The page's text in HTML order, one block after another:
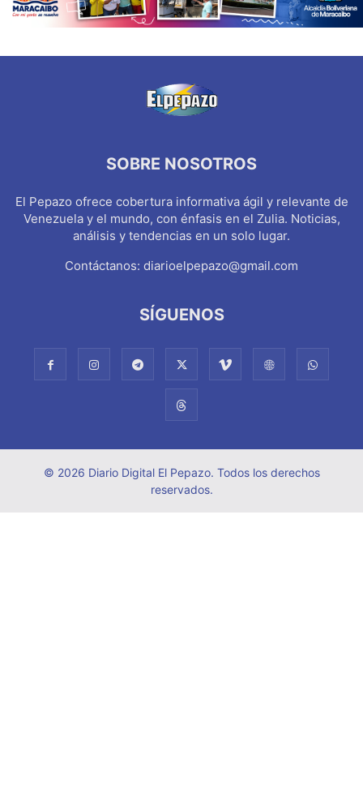
SOBRE NOSOTROS
El Pepazo ofrece cobertura informativa ágil y relevante de
Venezuela y el mundo, con énfasis en el Zulia. Noticias,
análisis y tendencias en un solo lugar.
Contáctanos: diarioelpepazo@gmail.com
SÍGUENOS
© 2026 Diario Digital El Pepazo. Todos los derechos
reservados.